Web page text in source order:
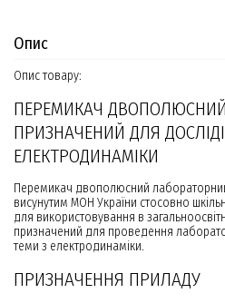
Опис
Опис товару:
ПЕРЕМИКАЧ
ПРИЗНАЧЕНИЙ ДЛЯ
ЕЛЕКТРОДИНАМІКИ
Перемикач двополюсний
висунутим МОН України стосовно
для використовування в
призначений для проведення
теми з електродинаміки.
ПРИЗНАЧЕННЯ ПРИЛАДУ